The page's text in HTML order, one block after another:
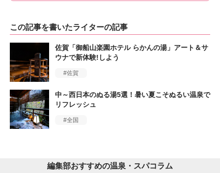
この記事を書いたライターの記事
佐賀「御船山楽園ホテル らかんの湯」アート＆サ
ウナで新体験!しよう
佐賀
中～西日本のぬる湯5選！暑い夏こそぬるい温泉で
リフレッシュ
全国
編集部おすすめの温泉・スパコラム